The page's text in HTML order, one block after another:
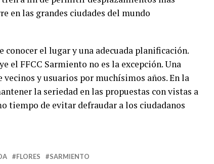
en las grandes ciudades del mundo
el lugar y una adecuada planificación.
el FFCC Sarmiento no es la excepción. Una
y usuarios por muchísimos años. En la
la seriedad en las propuestas con vistas a
tiempo de evitar defraudar a los ciudadanos
FLORES SARMIENTO